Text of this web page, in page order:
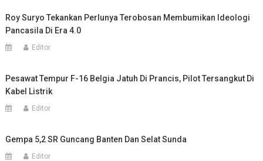
Roy Suryo Tekankan Perlunya Terobosan Membumikan Ideologi
Pancasila Di Era 4.0
Editor
Pesawat Tempur F-16 Belgia Jatuh Di Prancis, Pilot Tersangkut Di
Kabel Listrik
Editor
Gempa 5,2 SR Guncang Banten Dan Selat Sunda
Editor